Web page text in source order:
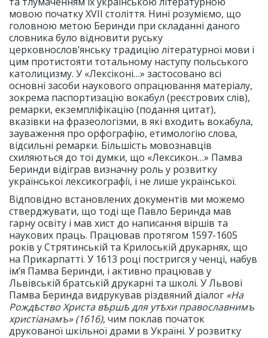
мовою початку XVII століття. Нині розуміємо, що
головною метою Беринди при складанні даного
словника було відновити руську
церковнослов’янську традицію літературної мови і
цим протистояти тотальному наступу польського
католицизму. У «Лексіконі…» застосовано всі
основні засоби наукового опрацювання матеріалу,
зокрема паспортизацію вокабул (реєстрових слів),
ремарки, екземпліфікацію (подання цитат),
вказівки на фразеологізми, в які входить вокабула,
зауваження про орфографію, етимологію слова,
відсильні ремарки. Більшість мовознавців
схиляються до тої думки, що «Лексикон…» Памва
Беринди відіграв визначну роль у розвитку
української лексикографії, і не лише української.
Відповідно встановлених документів ми можемо
стверджувати, що тоді ще Павло Беринда мав
гарну освіту і мав хист до написання віршів та
наукових праць. Працював протягом 1597-1605
років у Стрятинській та Крилоській друкарнях, що
на Прикарпатті. У 1613 році постригся у ченці, набув
ім’я Памва Беринди, і активно працював у
Львівській братській друкарні та школі. У Львові
Памва Беринда видрукував різдвяний діалог «На
Рождѣство Христа вѣршѣ для утѣхи православнимъ
христіанамъ» (1616), чим поклав початок
друкованої шкільної драми в Україні. У розвитку